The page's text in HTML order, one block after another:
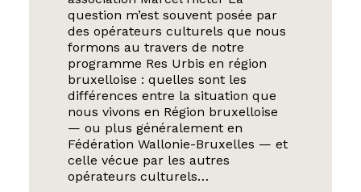
question m’est souvent posée par
des opérateurs culturels que nous
formons au travers de notre
programme Res Urbis en région
bruxelloise : quelles sont les
différences entre la situation que
nous vivons en Région bruxelloise
— ou plus généralement en
Fédération Wallonie-Bruxelles — et
celle vécue par les autres
opérateurs culturels…